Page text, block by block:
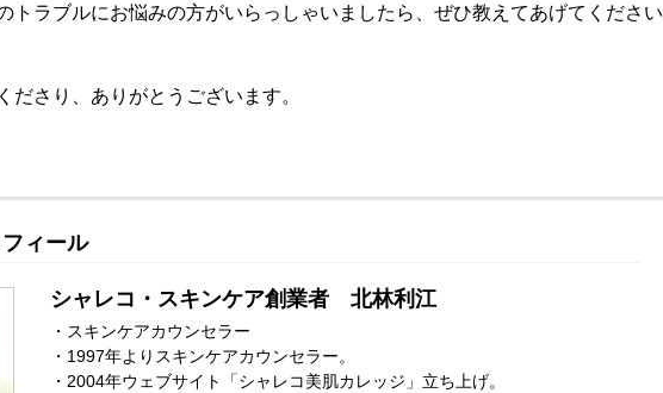
トラブルにお悩みの方がいらっしゃいましたら、ぜひ教えてあげてください
ださり、ありがとうございます。
ィール
シャレコ・スキンケア創業者 北林利江
・スキンケアカウンセラー
・1997年よりスキンケアカウンセラー。
・2004年ウェブサイト「シャレコ美肌カレッジ」立ち上げ。